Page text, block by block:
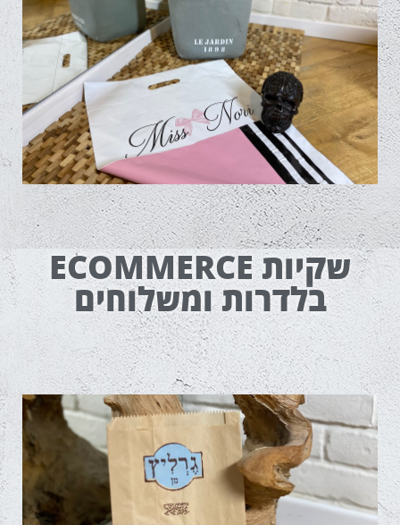
שקיות בלדרות ומשלוחים
שקיות ECOMMERCE
בלדרות ומשלוחים